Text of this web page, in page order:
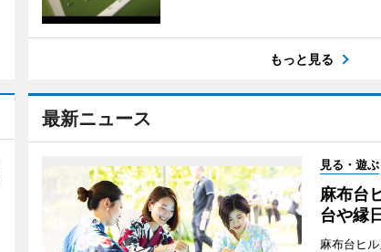
もっと見る
最新ニュース
見る・遊ぶ
麻布台
台や縁
麻布台ヒ